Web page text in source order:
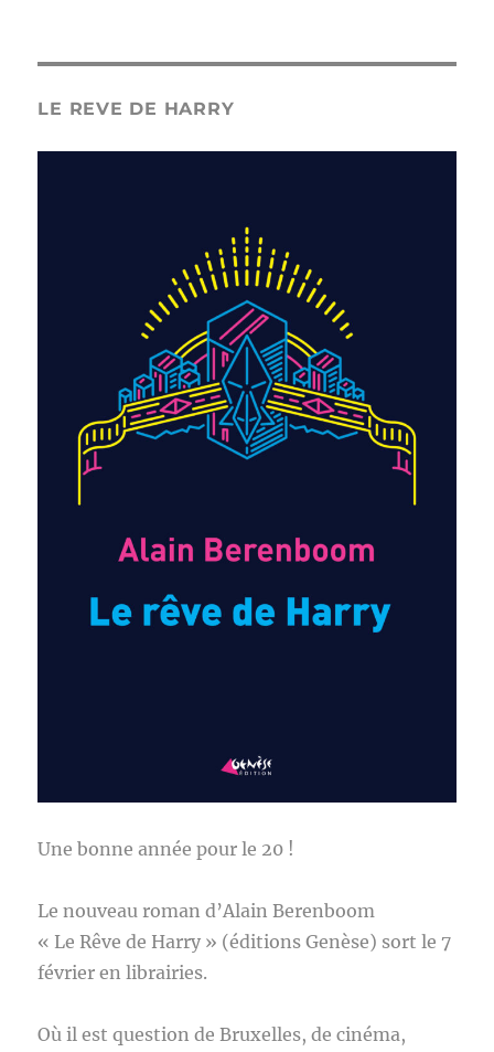
LE REVE DE HARRY
Une bonne année pour le 20 !
Le nouveau roman d’Alain Berenboom
« Le Rêve de Harry » (éditions Genèse) sort le 7
février en librairies.
Où il est question de Bruxelles, de cinéma,